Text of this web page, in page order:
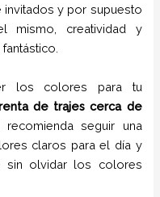
y por supuesto
mismo, creatividad y
fantástico.
los colores para tu
de trajes cerca de
seguir una
claros para el día y
sin olvidar los colores